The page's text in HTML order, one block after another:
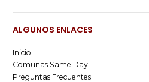
ALGUNOS ENLACES
Inicio
Comunas Same Day
Preguntas Frecuentes